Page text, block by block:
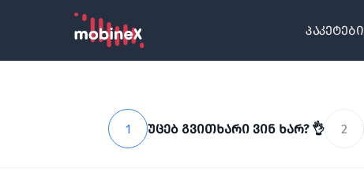
პაკეტები
1 უცებ გვითხარი ვინ ხარ? 👌 2